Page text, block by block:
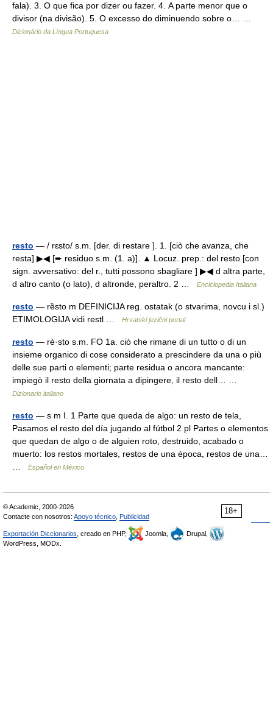
fala). 3. O que fica por dizer ou fazer. 4. A parte menor que o
divisor (na divisão). 5. O excesso do diminuendo sobre o… …
Dicionário da Língua Portuguesa
resto — / rɛsto/ s.m. [der. di restare ]. 1. [ciò che avanza, che
resta] ▶◀ [➨ residuo s.m. (1. a)]. ▲ Locuz. prep.: del resto [con
sign. avversativo: del r., tutti possono sbagliare ] ▶◀ d altra parte,
d altro canto (o lato), d altronde, peraltro. 2 …
Enciclopedia Italiana
resto — rȅsto m DEFINICIJA reg. ostatak (o stvarima, novcu i sl.)
ETIMOLOGIJA vidi restl …
Hrvatski jezični portal
resto — rè·sto s.m. FO 1a. ciò che rimane di un tutto o di un
insieme organico di cose considerato a prescindere da una o più
delle sue parti o elementi; parte residua o ancora mancante:
impiegò il resto della giornata a dipingere, il resto dell… …
Dizionario italiano
resto — s m I. 1 Parte que queda de algo: un resto de tela,
Pasamos el resto del día jugando al fútbol 2 pl Partes o elementos
que quedan de algo o de alguien roto, destruido, acabado o
muerto: los restos mortales, restos de una época, restos de una…
Español en México
18+
© Academic, 2000-2026
Contacte con nosotros: Apoyo técnico Publicidad
Exportación Diccionarios , creado en PHP, Joomla,
Drupal,
WordPress, MODx.